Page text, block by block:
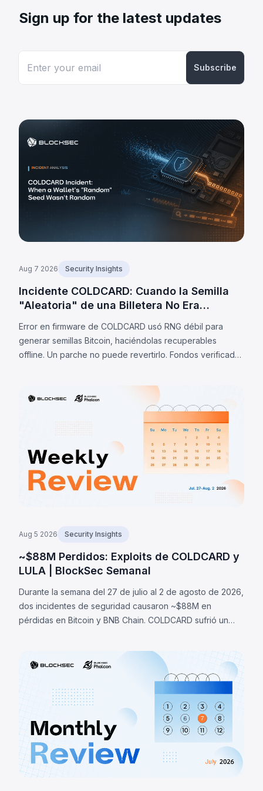
Sign up for the latest updates
Subscribe
Aug 7 2026 Security Insights
Incidente COLDCARD: Cuando la Semilla
"Aleatoria" de una Billetera No Era
Error en firmware de COLDCARD usó RNG débil para
generar semillas Bitcoin, haciéndolas recuperables
offline. Un parche no puede revertirlo. Fondos verificados
Aug 5 2026 Security Insights
~$88M Perdidos: Exploits de COLDCARD y
LULA | BlockSec Semanal
Durante la semana del 27 de julio al 2 de agosto de 2026,
dos incidentes de seguridad causaron ~$88M en
pérdidas en Bitcoin y BNB Chain. COLDCARD sufrió un
por una falla lógica.